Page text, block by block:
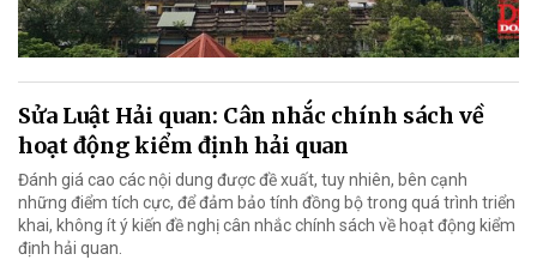
Sửa Luật Hải quan: Cân nhắc chính sách về
hoạt động kiểm định hải quan
Đánh giá cao các nội dung được đề xuất, tuy nhiên, bên cạnh
những điểm tích cực, để đảm bảo tính đồng bộ trong quá trình triển
khai, không ít ý kiến đề nghị cân nhắc chính sách về hoạt động kiểm
định hải quan.